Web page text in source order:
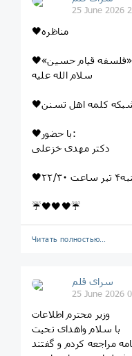
25 June 2026
🖤مناظره
🖤«فلسفه قیام حسین»
سلام الله علیه
کلمه اهل تسنن
🖤با حضور:
دکتر مهدی خزعلی
٢٢/٣٠
☔️🖤🖤🖤☔️
Читать полностью…
سرای قلم
25 June 2026
وزیر محترم اطلاعات
با سلام واهدای تحیت
مراجعه کردم و گفتند